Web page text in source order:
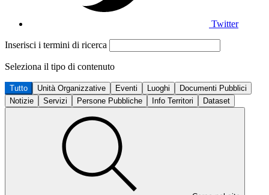
Twitter
Inserisci i termini di ricerca
Seleziona il tipo di contenuto
Tutto Unità Organizzative Eventi Luoghi
Documenti Pubblici
Notizie
Servizi Persone Pubbliche Info Territori Dataset